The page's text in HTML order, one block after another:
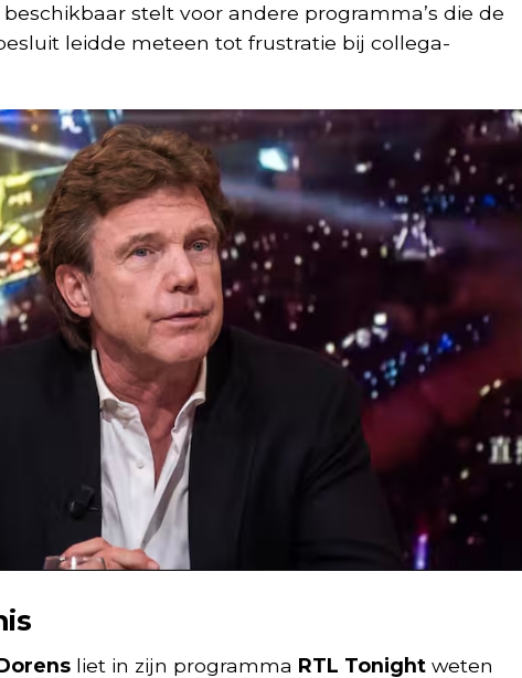
stelt voor andere programma’s die de
leidde meteen tot frustratie bij collega-
liet in zijn programma RTL Tonight weten